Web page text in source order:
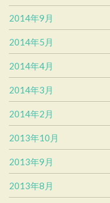
2014年9月
2014年5月
2014年4月
2014年3月
2014年2月
2013年10月
2013年9月
2013年8月